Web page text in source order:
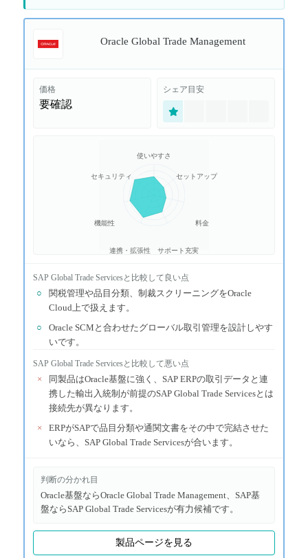
Oracle Global Trade Management
価格
要確認
シェア目安
使いやすさ
セットアップ
料金
サポート充実
連携・拡張性
機能性
セキュリティ
SAP Global Trade Servicesと比較して良い点
○
関税管理や品目分類、制裁スクリーニングをOracle
Cloud上で扱えます。
○
Oracle SCMと合わせたグローバル取引管理を設計しやす
いです。
SAP Global Trade Servicesと比較して悪い点
×
同製品はOracle基盤に強く、SAP ERPの取引データと連
携した輸出入統制が前提のSAP Global Trade Servicesとは
接続先が異なります。
×
ERPがSAPで品目分類や通関文書をその中で完結させた
いなら、SAP Global Trade Servicesが合います。
判断の分かれ目
Oracle基盤ならOracle Global Trade Management、SAP基
盤ならSAP Global Trade Servicesが有力候補です。
製品ページを見る